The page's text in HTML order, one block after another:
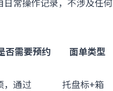
否需要预约 面单类型
，通过
托盘标+箱